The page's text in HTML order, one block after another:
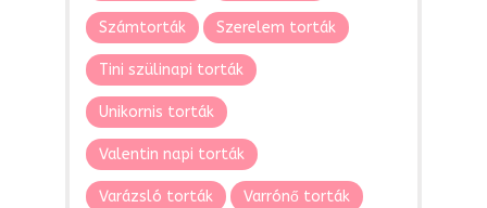
Számtorták Szerelem torták
Tini szülinapi torták
Unikornis torták
Valentin napi torták
Varázsló torták Varrónő torták